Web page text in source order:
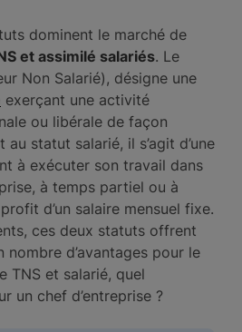
dominent le marché de
et assimilé salariés. Le
Non Salarié), désigne une
exerçant une activité
ou libérale de façon
au statut salarié, il s’agit d’une
à exécuter son travail dans
à temps partiel ou à
d’un salaire mensuel fixe.
ces deux statuts offrent
d’avantages pour le
TNS et salarié, quel
un chef d’entreprise ?